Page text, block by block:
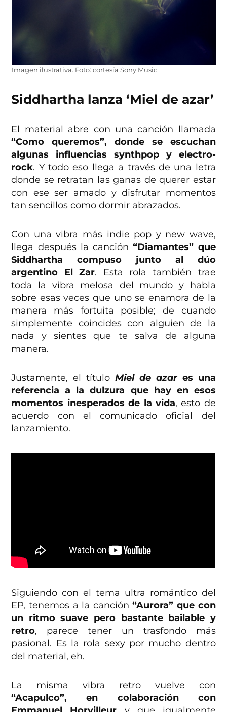
Imagen ilustrativa. Foto: cortesía Sony Music
Siddhartha lanza ‘Miel de azar’
El material abre con una canción llamada
“Como queremos”, donde se escuchan
algunas influencias synthpop y electro-
rock. Y todo eso llega a través de una letra
donde se retratan las ganas de querer estar
con ese ser amado y disfrutar momentos
tan sencillos como dormir abrazados.
Con una vibra más indie pop y new wave,
llega después la canción“Diamantes” que
Siddhartha compuso junto al dúo
argentino El Zar. Esta rola también trae
toda la vibra melosa del mundo y habla
sobre esas veces que uno se enamora de la
manera más fortuita posible; de cuando
simplemente coincides con alguien de la
nada y sientes que te salva de alguna
manera.
Justamente, el títuloMiel de azares una
referencia a la dulzura que hay en esos
momentos inesperados de la vida, esto de
acuerdo con el comunicado oficial del
lanzamiento.
Siguiendo con el tema ultra romántico del
EP, tenemos a la canción“Aurora” que con
un ritmo suave pero bastante bailable y
retro, parece tener un trasfondo más
pasional. Es la rola sexy por mucho dentro
del material, eh.
La misma vibra retro vuelve con
“Acapulco”, en colaboración con